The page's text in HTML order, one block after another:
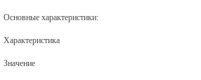
Основные характеристики:
Характеристика
Значение